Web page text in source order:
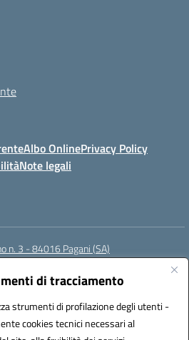
di tracciamento
strumenti di profilazione degli utenti -
cookies tecnici necessari al
Albo OnlinePrivacy Policy
Note legali
n. 3 - 84016 Pagani (SA)
saps08000t@pec.istruzione.it
(IPA): istsc_saps08000t